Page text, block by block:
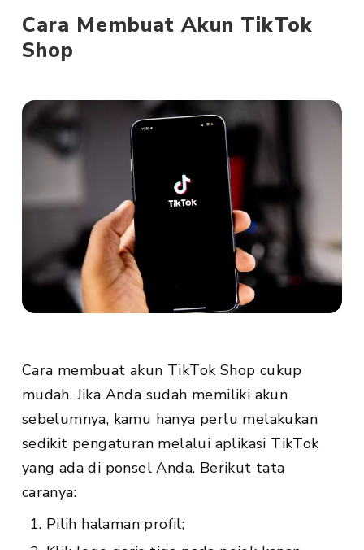
Cara Membuat Akun TikTok
Shop
Cara membuat akun TikTok Shop cukup
mudah. Jika Anda sudah memiliki akun
sebelumnya, kamu hanya perlu melakukan
sedikit pengaturan melalui aplikasi TikTok
yang ada di ponsel Anda. Berikut tata
caranya:
Pilih halaman profil;